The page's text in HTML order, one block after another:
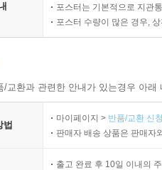
포스터는 기본적으로 지관
포스터 수량이 많은 경우,
교환과 관련한 안내가 있는경우 아
법
마이페이지 > 반품/교환 신
판매자 배송 상품은 판매자
출고 완료 후 10일 이내의